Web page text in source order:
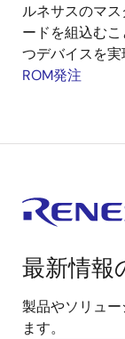
ルネサスのマ
ードを組込む
つデバイスを実
ROM発注
最新情報
製品やソリュ
ます。